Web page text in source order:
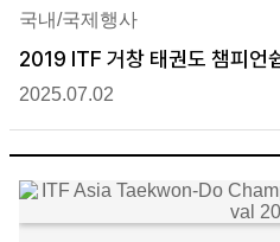
국내/국제행사
2019 ITF 거창 태권도 챔피언
2025.07.02